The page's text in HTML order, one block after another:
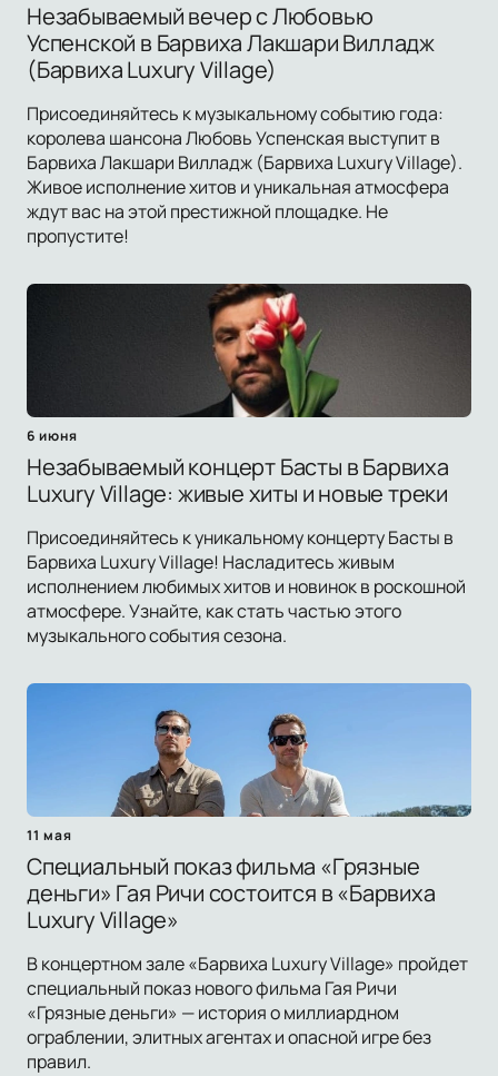
Незабываемый вечер с Любовью
Успенской в Барвиха Лакшари Вилладж
(Барвиха Luxury Village)
Присоединяйтесь к музыкальному событию года:
королева шансона Любовь Успенская выступит в
Барвиха Лакшари Вилладж (Барвиха Luxury Village).
Живое исполнение хитов и уникальная атмосфера
ждут вас на этой престижной площадке. Не
пропустите!
6 июня
Незабываемый концерт Басты в Барвиха
Luxury Village: живые хиты и новые треки
Присоединяйтесь к уникальному концерту Басты в
Барвиха Luxury Village! Насладитесь живым
исполнением любимых хитов и новинок в роскошной
атмосфере. Узнайте, как стать частью этого
музыкального события сезона.
11 мая
Специальный показ фильма «Грязные
деньги» Гая Ричи состоится в «Барвиха
Luxury Village»
В концертном зале «Барвиха Luxury Village» пройдет
специальный показ нового фильма Гая Ричи
«Грязные деньги» — история о миллиардном
ограблении, элитных агентах и опасной игре без
правил.